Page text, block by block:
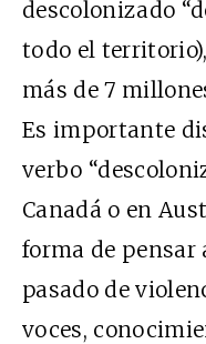
descolonizado
todo el
más de 7
Es importante
verbo
Canadá o en
forma de
pasado de
voces,